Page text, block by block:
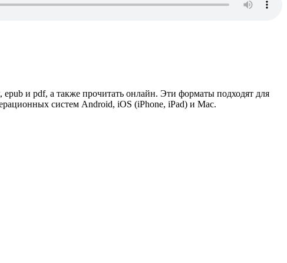
и pdf, а также прочитать онлайн. Эти форматы подходят для
систем Android, iOS (iPhone, iPad) и Mac.